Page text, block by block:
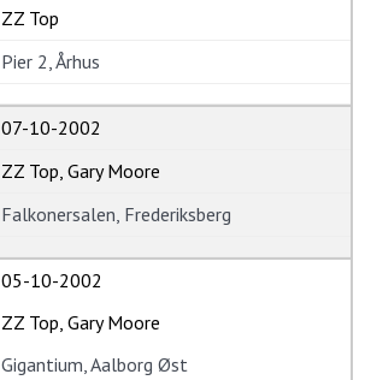
ZZ Top
Pier 2, Århus
07-10-2002
ZZ Top, Gary Moore
Falkonersalen, Frederiksberg
05-10-2002
ZZ Top, Gary Moore
Gigantium, Aalborg Øst